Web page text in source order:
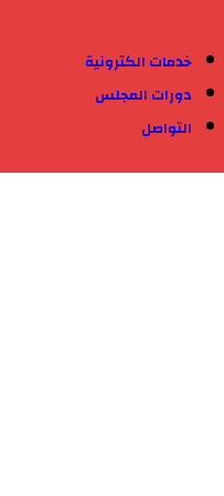
خدمات الكترونية
دورات المجلس
التواصل